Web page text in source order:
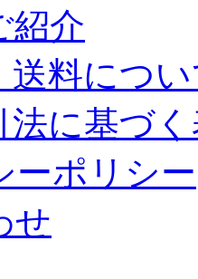
紹介
送料につ
法に基づ
ーポリシー
せ